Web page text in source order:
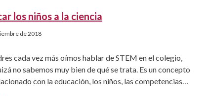
los niños a la ciencia
de 2018
cada vez más oímos hablar de STEM en el colegio,
no sabemos muy bien de qué se trata. Es un concepto
con la educación, los niños, las competencias